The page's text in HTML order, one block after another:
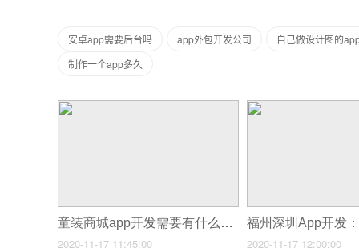
安卓app需要后台吗 app外包开发公司
自己做设计图的
制作一个app多久
童装商城app开发需要有什么功能呢-
2020-11-17 11:45:00 2020-11-17 12:00:00